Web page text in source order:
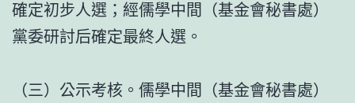
確定初步人選；經儒學中間（基金會秘書處）
黨委研討后確定最終人選。
（三）公示考核。儒學中間（基金會秘書處）